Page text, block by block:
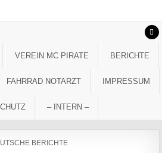
VEREIN MC PIRATE BERICHTE
FAHRRAD NOTARZT IMPRESSUM
– INTERN –
IN BERICHTE